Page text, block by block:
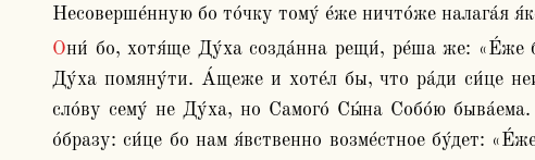
Несоверше́нную бо то́чку тому́ е́же ничто́же налага́я
Они́ бо, хотя́ще Ду́ха созда́нна рещи́, ре́ша же: «Е́же бысть, в Нем живо́т бе» . Но си́це непремы́сленно быва́ет глаго́лемое. Пе́рвее бо ниже́ вре́мя бе зде
Ду́ха помяну́ти. А́щеже и хоте́л бы, что ра́ди си́це
сло́ву сему́ не Ду́ха, но Самого́ Сы́на Собо́ю
о́бразу: си́це бо нам я́вственно возме́стное бу́дет: